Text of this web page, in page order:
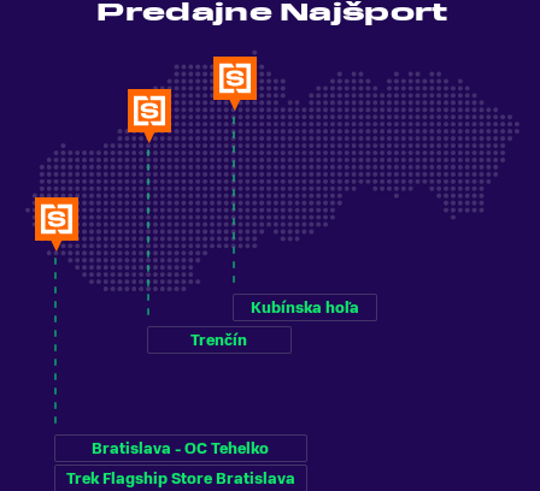
Predajne Najšport
Bratislava - OC Tehelko
Trek Flagship Store Bratislava
Trenčín
Kubínska hoľa